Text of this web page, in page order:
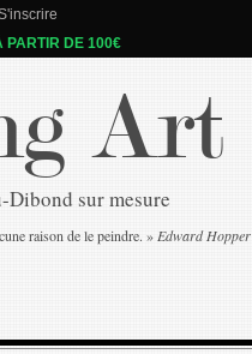
PARTIR DE 100€
Art
Dibond sur mesure
raison de le peindre. » Edward Hopper